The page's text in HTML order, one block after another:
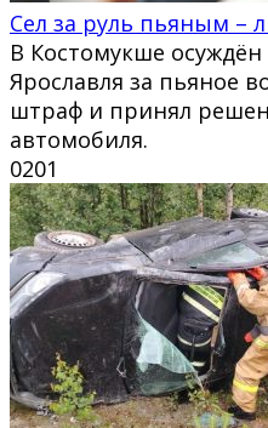
Сел за руль пьяным –
В Костомукше
Ярославля за пьяное
штраф и принял
автомобиля.
0201